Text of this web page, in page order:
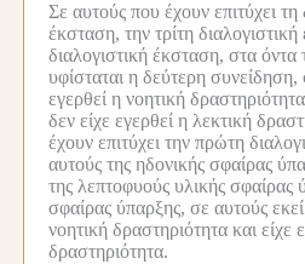
Σε αυτούς που έχουν επιτύχει τη
έκσταση, την τρίτη
διαλογιστική έκσταση, στα όντα
υφίσταται η δεύτερη συνείδηση,
εγερθεί η νοητική
δεν είχε εγερθεί η λεκτική
έχουν επιτύχει την πρώτη
αυτούς της ηδονικής σφαίρας
της λεπτοφυούς υλικής σφαίρας
σφαίρας ύπαρξης, σε αυτούς εκεί
νοητική δραστηριότητα και είχε
δραστηριότητα.